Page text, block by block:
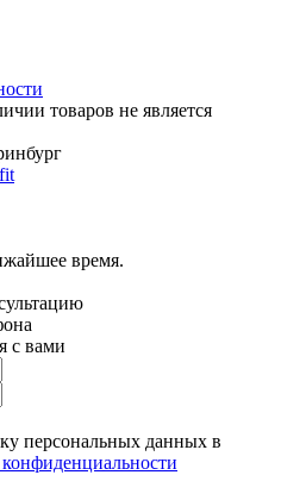
товаров не является
время.
с вами
персональных данных в